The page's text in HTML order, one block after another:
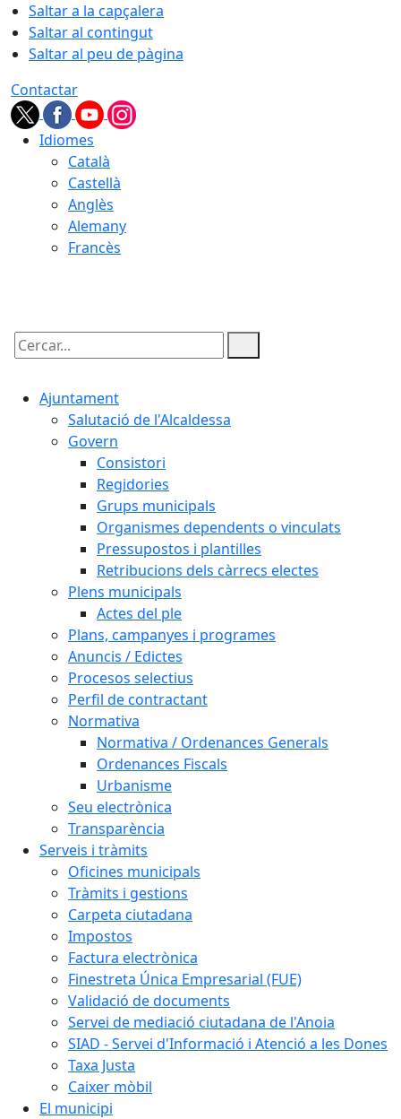
Saltar a la capçalera
Saltar al contingut
Saltar al peu de pàgina
Contactar
Idiomes
Català
Castellà
Anglès
Alemany
Francès
Cercar:
Ajuntament
Salutació de l'Alcaldessa
Govern
Consistori
Regidories
Grups municipals
Organismes dependents o vinculats
Pressupostos i plantilles
Retribucions dels càrrecs electes
Plens municipals
Actes del ple
Plans, campanyes i programes
Anuncis / Edictes
Procesos selectius
Perfil de contractant
Normativa
Normativa / Ordenances Generals
Ordenances Fiscals
Urbanisme
Seu electrònica
Transparència
Serveis i tràmits
Oficines municipals
Tràmits i gestions
Carpeta ciutadana
Impostos
Factura electrònica
Finestreta Única Empresarial (FUE)
Validació de documents
Servei de mediació ciutadana de l'Anoia
SIAD - Servei d'Informació i Atenció a les Dones
Taxa Justa
Caixer mòbil
El municipi